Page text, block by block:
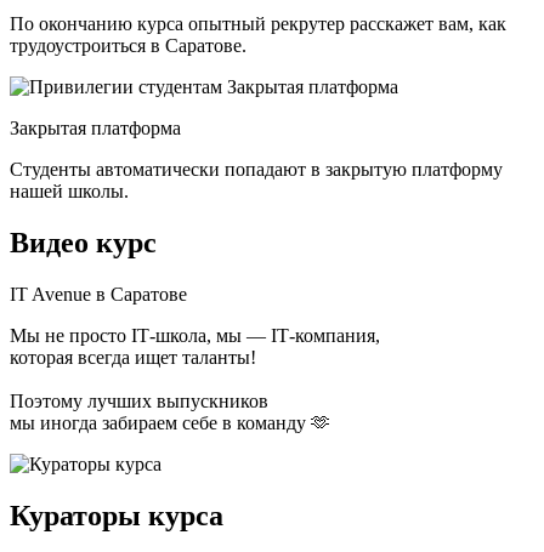
По окончанию курса опытный рекрутер расскажет вам, как
трудоустроиться в Саратове.
Закрытая платформа
Студенты автоматически попадают в закрытую платформу
нашей школы.
Видео курс
IT Avenue в Саратове
Мы не просто ІТ-школа, мы — ІТ-компания,
которая всегда ищет таланты!
Поэтому лучших выпускников
мы иногда забираем себе в команду 🫶
Кураторы курса